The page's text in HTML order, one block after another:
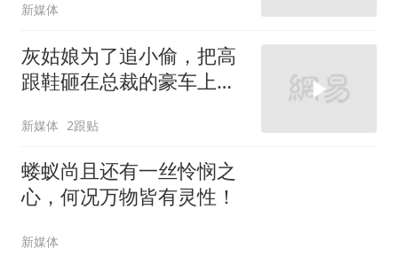
新媒体
灰姑娘为了追小偷，把高
跟鞋砸在总裁的豪车上，
新媒体 2跟贴
蝼蚁尚且还有一丝怜悯之
心，何况万物皆有灵性！
新媒体